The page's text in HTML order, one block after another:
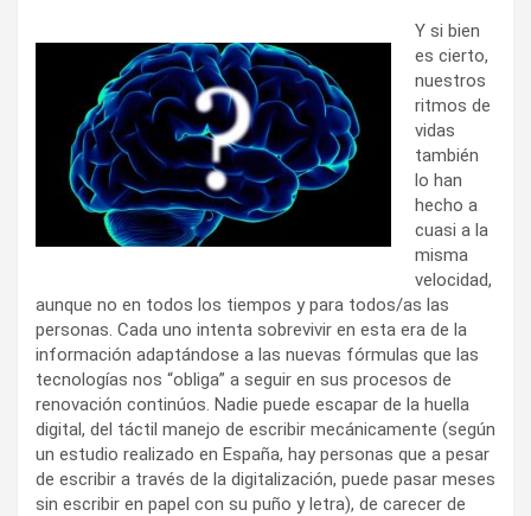
Y si bien
es cierto,
nuestros
ritmos de
vidas
también
lo han
hecho a
cuasi a la
misma
velocidad,
aunque no en todos los tiempos y para todos/as las
personas. Cada uno intenta sobrevivir en esta era de la
información adaptándose a las nuevas fórmulas que las
tecnologías nos “obliga” a seguir en sus procesos de
renovación continúos. Nadie puede escapar de la huella
digital, del táctil manejo de escribir mecánicamente (según
un estudio realizado en España, hay personas que a pesar
de escribir a través de la digitalización, puede pasar meses
sin escribir en papel con su puño y letra), de carecer de